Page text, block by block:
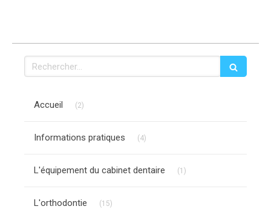
Rechercher
Accueil (2)
Informations pratiques (4)
L'équipement du cabinet dentaire (1)
L'orthodontie (15)